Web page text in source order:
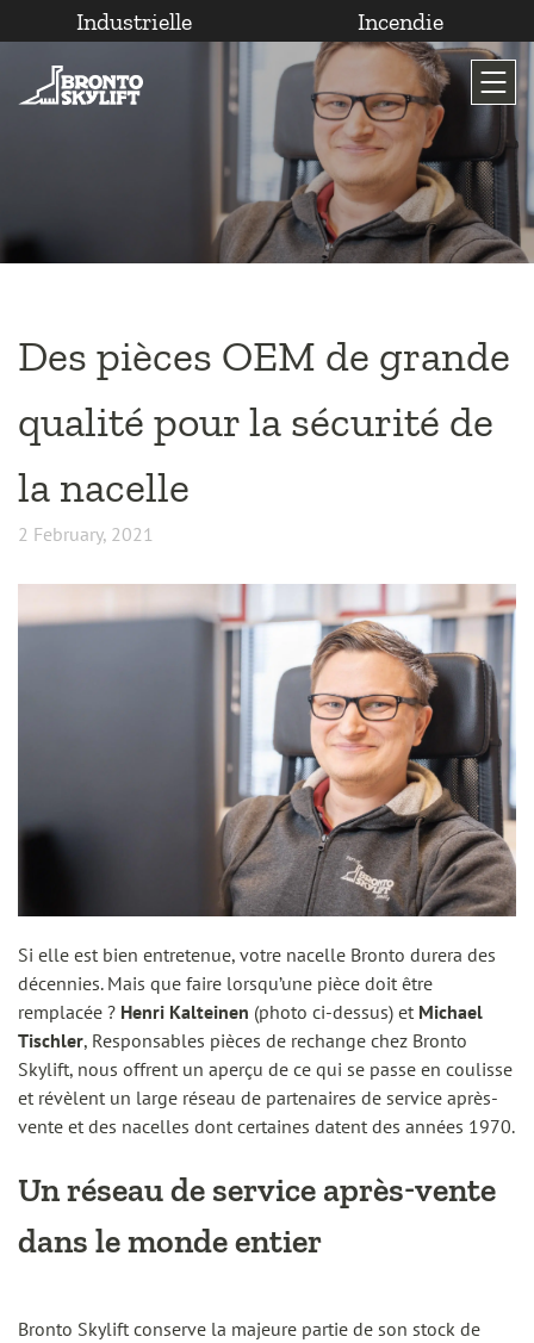
contenu
Industrielle Incendie
Des pièces OEM de grande
qualité pour la sécurité de
la nacelle
2 February, 2021
Si elle est bien entretenue, votre nacelle Bronto durera des
décennies. Mais que faire lorsqu’une pièce doit être
remplacée ? Henri Kalteinen (photo ci-dessus) et Michael
Tischler, Responsables pièces de rechange chez Bronto
Skylift, nous offrent un aperçu de ce qui se passe en coulisse
et révèlent un large réseau de partenaires de service après-
vente et des nacelles dont certaines datent des années 1970.
Un réseau de service après-vente
dans le monde entier
Bronto Skylift conserve la majeure partie de son stock de